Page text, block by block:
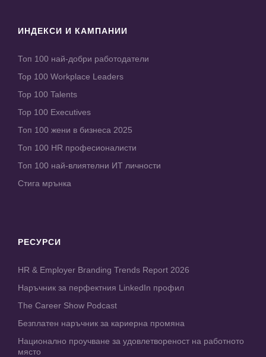
ИНДЕКСИ И КАМПАНИИ
Топ 100 най-добри работодатели
Top 100 Workplace Leaders
Top 100 Talents
Top 100 Executives
Топ 100 жени в бизнеса 2025
Топ 100 HR професионалисти
Топ 100 най-влиятелни ИТ личности
Стига мрънка
РЕСУРСИ
HR & Employer Branding Trends Report 2026
Наръчник за перфектния LinkedIn профил
The Career Show Podcast
Безплатен наръчник за кариерна промяна
Национално проучване за удовлетвореност на работното
място